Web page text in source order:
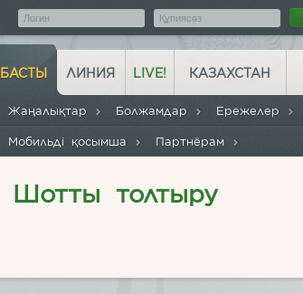
БАСТЫ
Жаңалықтар Болжамдар Ережелер
Мобильді қосымша Партнёрам
ЛИНИЯ LIVE! КАЗАХСТАН
Шотты толтыру